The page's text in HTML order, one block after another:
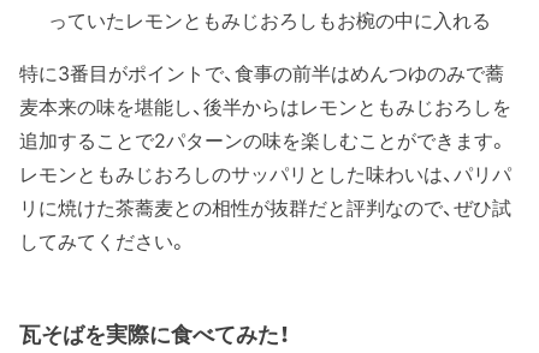
っていたレモンともみじおろしもお椀の中に入れる
特に3番目がポイントで、食事の前半はめんつゆのみで蕎
麦本来の味を堪能し、後半からはレモンともみじおろしを
追加することで2パターンの味を楽しむことができます。
レモンともみじおろしのサッパリとした味わいは、パリパ
リに焼けた茶蕎麦との相性が抜群だと評判なので、ぜひ試
してみてください。
瓦そばを実際に食べてみた！